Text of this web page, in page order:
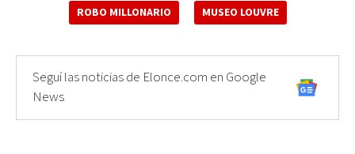
ROBO MILLONARIO MUSEO LOUVRE
Seguí las noticias de Elonce.com en Google
News